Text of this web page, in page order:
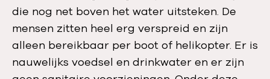
die nog net boven het water uitsteken. De
mensen zitten heel erg verspreid en zijn
alleen bereikbaar per boot of helikopter. Er is
nauwelijks voedsel en drinkwater en er zijn